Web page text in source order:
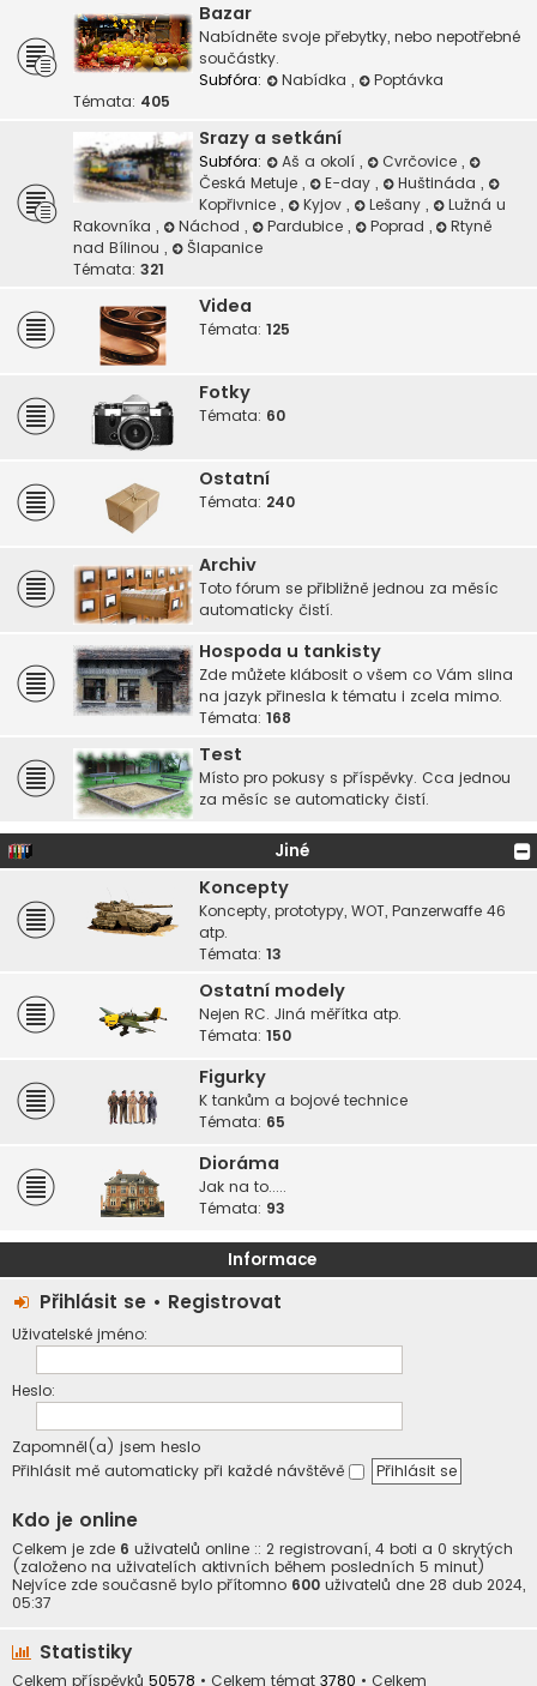
Bazar
Nabídněte svoje přebytky, nebo nepotřebné
součástky.
Subfóra:
Nabídka ,
Poptávka
Témata: 405
Srazy a setkání
Subfóra: Aš a okolí , Cvrčovice ,
Česká Metuje , E-day , Huštináda ,
Kopřivnice , Kyjov , Lešany ,
Lužná u
Rakovníka , Náchod , Pardubice , Poprad ,
Rtyně
nad Bílinou ,
Šlapanice
Témata: 321
Videa
Témata: 125
Fotky
Témata: 60
Ostatní
Témata: 240
Archiv
Toto fórum se přibližně jednou za měsíc
automaticky čistí.
Hospoda u tankisty
Zde můžete klábosit o všem co Vám slina
na jazyk přinesla k tématu i zcela mimo.
Témata: 168
Test
Místo pro pokusy s příspěvky. Cca jednou
za měsíc se automaticky čistí.
Jiné
Koncepty
Koncepty, prototypy, WOT, Panzerwaffe 46
atp.
Témata: 13
Ostatní modely
Nejen RC. Jiná měřítka atp.
Témata: 150
Figurky
K tankům a bojové technice
Témata: 65
Dioráma
Jak na to.....
Témata: 93
Informace
Přihlásit se • Registrovat
Uživatelské jméno:
Heslo:
Zapomněl(a) jsem heslo
Přihlásit mě automaticky při každé návštěvě
Kdo je online
Celkem je zde 6 uživatelů online :: 2 registrovaní, 4 boti a 0 skrytých
(založeno na uživatelích aktivních během posledních 5 minut)
Nejvíce zde současně bylo přítomno 600 uživatelů dne 28 dub 2024,
05:37
Statistiky
Celkem příspěvků 50578 • Celkem témat 3780 • Celkem